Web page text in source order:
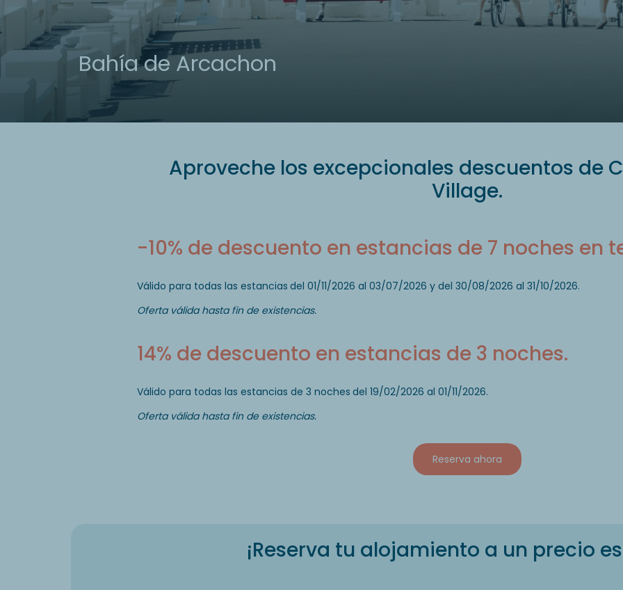
Bahía de Arcachon
Aproveche los excepcionales descuentos de
Village.
-10% de descuento en estancias de 7 noches en
Válido para todas las estancias del 01/11/2026 al 03/07/2026 y del 30/08/2026 al 31/10/2026.
Oferta válida hasta fin de existencias.
14% de descuento en estancias de 3 noches.
Válido para todas las estancias de 3 noches del 19/02/2026 al 01/11/2026.
Oferta válida hasta fin de existencias.
Reserva ahora
¡Reserva tu alojamiento a un precio